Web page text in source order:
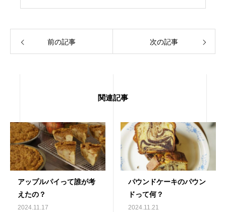
前の記事 次の記事
関連記事
アップルパイって誰が考
えたの？
2024.11.17
パウンドケーキのパウン
ドって何？
2024.11.21